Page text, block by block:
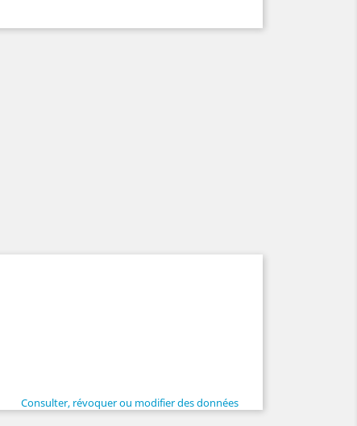
Consulter, révoquer ou modifier des données